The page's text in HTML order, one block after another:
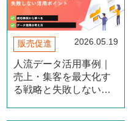
販売促進 2026.05.19
人流データ活用事例｜
売上・集客を最大化す
る戦略と失敗しない活